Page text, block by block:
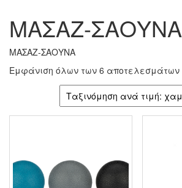
ΜΑΣΑΖ-ΣΑΟΥΝΑ
ΜΑΣΑΖ-ΣΑΟΥΝΑ
Εμφάνιση όλων των 6 αποτελεσμάτων